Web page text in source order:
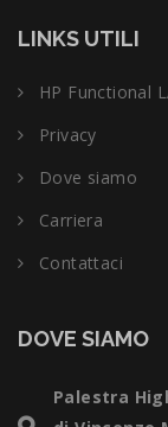
LINKS UTILI
HP Functional
Privacy
Dove siamo
Carriera
Contattaci
DOVE SIAMO
Palestra